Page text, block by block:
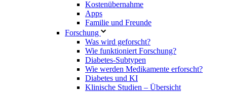
Kostenübernahme
Apps
Familie und Freunde
Forschung
Was wird geforscht?
Wie funktioniert Forschung?
Diabetes-Subtypen
Wie werden Medikamente erforscht?
Diabetes und KI
Klinische Studien – Übersicht